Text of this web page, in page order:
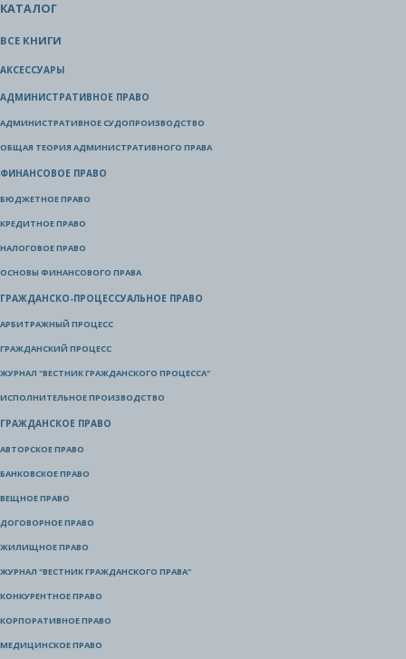
КАТАЛОГ
ВСЕ КНИГИ
АКСЕССУАРЫ
АДМИНИСТРАТИВНОЕ ПРАВО
АДМИНИСТРАТИВНОЕ СУДОПРОИЗВОДСТВО
ОБЩАЯ ТЕОРИЯ АДМИНИСТРАТИВНОГО ПРАВА
ФИНАНСОВОЕ ПРАВО
БЮДЖЕТНОЕ ПРАВО
КРЕДИТНОЕ ПРАВО
НАЛОГОВОЕ ПРАВО
ОСНОВЫ ФИНАНСОВОГО ПРАВА
ГРАЖДАНСКО-ПРОЦЕССУАЛЬНОЕ ПРАВО
АРБИТРАЖНЫЙ ПРОЦЕСС
ГРАЖДАНСКИЙ ПРОЦЕСС
ЖУРНАЛ "ВЕСТНИК ГРАЖДАНСКОГО ПРОЦЕССА"
ИСПОЛНИТЕЛЬНОЕ ПРОИЗВОДСТВО
ГРАЖДАНСКОЕ ПРАВО
АВТОРСКОЕ ПРАВО
БАНКОВСКОЕ ПРАВО
ВЕЩНОЕ ПРАВО
ДОГОВОРНОЕ ПРАВО
ЖИЛИЩНОЕ ПРАВО
ЖУРНАЛ "ВЕСТНИК ГРАЖДАНСКОГО ПРАВА"
КОНКУРЕНТНОЕ ПРАВО
КОРПОРАТИВНОЕ ПРАВО
МЕДИЦИНСКОЕ ПРАВО